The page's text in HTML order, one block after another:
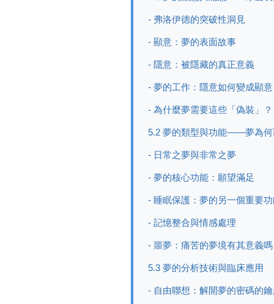
- 弗洛伊德的突破性洞見
- 顯意：夢的表面故事
- 隱意：被隱藏的真正意義
- 夢的工作：隱意如何變成顯意
- 為什麼夢需要這些「偽裝」？
5.2 夢的類型與功能——夢為何
- 日常之夢與非常之夢
- 夢的核心功能：願望滿足
- 睡眠保護：夢的另一個重要
- 記憶整合與情感處理
- 噩夢：痛苦的夢境有其意義嗎
5.3 夢的分析技術與臨床應用
- 自由聯想：解開夢的密碼的鑰